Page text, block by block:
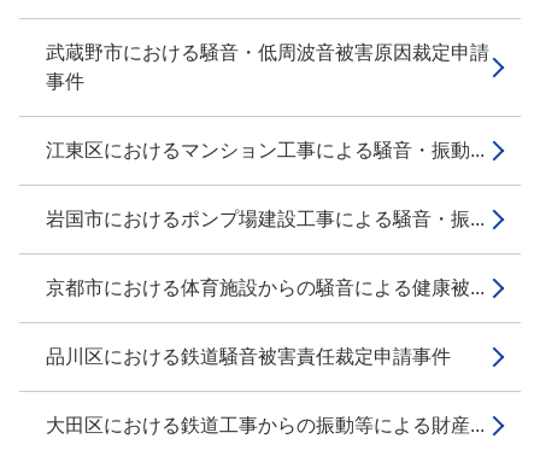
武蔵野市における騒音・低周波音被害原因裁定申請
事件
江東区におけるマンション工事による騒音・振動...
岩国市におけるポンプ場建設工事による騒音・振...
京都市における体育施設からの騒音による健康被...
品川区における鉄道騒音被害責任裁定申請事件
大田区における鉄道工事からの振動等による財産...